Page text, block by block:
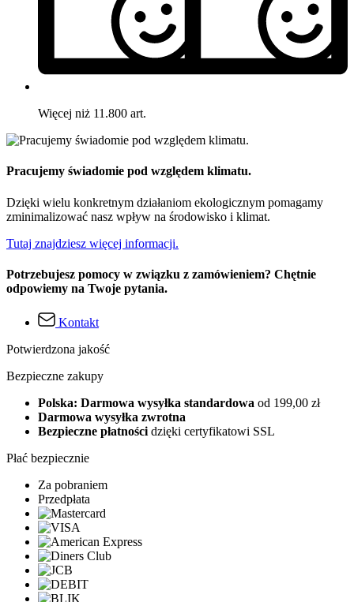
Więcej niż 11.800 art.
Pracujemy świadomie pod względem klimatu.
Dzięki wielu konkretnym działaniom ekologicznym pomagamy
zminimalizować nasz wpływ na środowisko i klimat.
Tutaj znajdziesz więcej informacji.
Potrzebujesz pomocy w związku z zamówieniem? Chętnie
odpowiemy na Twoje pytania.
Kontakt
Potwierdzona jakość
Bezpieczne zakupy
Polska: Darmowa wysyłka standardowa od 199,00 zł
Darmowa wysyłka zwrotna
Bezpieczne płatności dzięki certyfikatowi SSL
Płać bezpiecznie
Za pobraniem
Przedpłata